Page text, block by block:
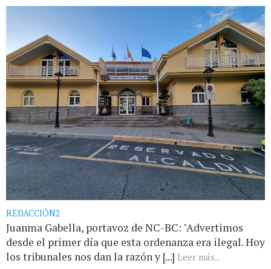
REDACCIÓN2
Juanma Gabella, portavoz de NC-BC: "Advertimos
desde el primer día que esta ordenanza era ilegal. Hoy
los tribunales nos dan la razón y [...] Leer más...